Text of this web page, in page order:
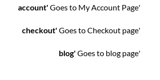
'
account' Goes to My Account Page
'
checkout' Goes to Checkout page
'
blog' Goes to blog page